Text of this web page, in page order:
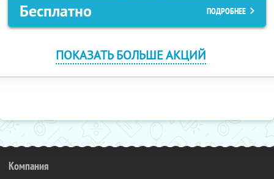
Бесплатно ПОДРОБНЕЕ
ПОКАЗАТЬ БОЛЬШЕ АКЦИЙ
Компания